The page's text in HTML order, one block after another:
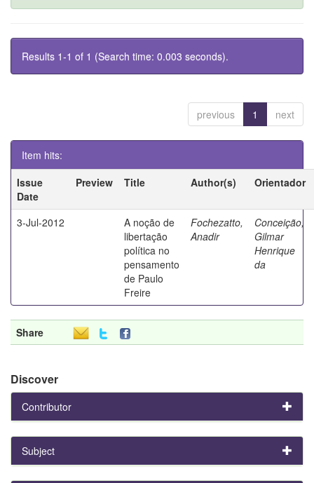
Results 1-1 of 1 (Search time: 0.003 seconds).
previous 1 next
Item hits:
Issue
Date
Preview Title Author(s) Orientador
3-Jul-2012
A noção de
libertação
política no
pensamento
de Paulo
Freire
Fochezatto,
Anadir
Conceição,
Gilmar
Henrique
da
Share
Discover
Contributor
Subject